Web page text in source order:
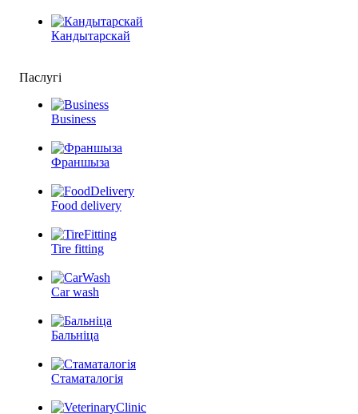
Кандытарскай
Паслугі
Business
Франшыза
Food delivery
Tire fitting
Car wash
Бальніца
Стаматалогія